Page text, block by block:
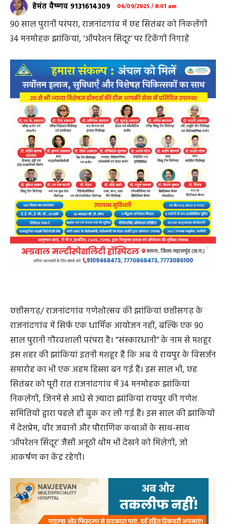
हेमंत वैष्णव 9131614309 06/09/2025 / 8:01 am
90 साल पुरानी परंपरा, राजनांदगांव में छह सितंबर को निकलेंगी
34 मनमोहक झांकियां, ‘ऑपरेशन सिंदूर’ पर टिकेंगी निगाहें
छत्तीसगढ़/ राजनांदगांव गणेशोत्सव की झांकियां छत्तीसगढ़ के
राजनांदगांव में सिर्फ एक धार्मिक आयोजन नहीं, बल्कि एक 90
साल पुरानी गौरवशाली परंपरा है। “संस्कारधानी” के नाम से मशहूर
इस शहर की झांकियां इतनी मशहूर हैं कि अब ये रायपुर के विसर्जन
समारोह का भी एक अहम हिस्सा बन गई हैं। इस साल भी, छह
सितंबर को पूरी रात राजनांदगांव में 34 मनमोहक झांकियां
निकलेंगी, जिनमें से आधे से ज़्यादा झांकियां रायपुर की गणेश
समितियों द्वारा पहले ही बुक कर ली गई हैं। इस साल की झांकियों
में देशप्रेम, वीर जवानों और पौराणिक कथाओं के साथ-साथ
‘ऑपरेशन सिंदूर’ जैसी अनूठी थीम भी देखने को मिलेगी, जो
आकर्षण का केंद्र रहेगी।